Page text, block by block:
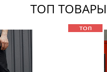
ТОП ТОВАРЫ